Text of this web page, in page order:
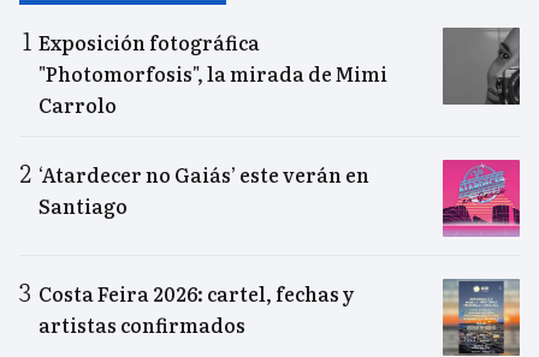
Exposición fotográfica
"Photomorfosis", la mirada de Mimi
Carrolo
‘Atardecer no Gaiás’ este verán en
Santiago
Costa Feira 2026: cartel, fechas y
artistas confirmados